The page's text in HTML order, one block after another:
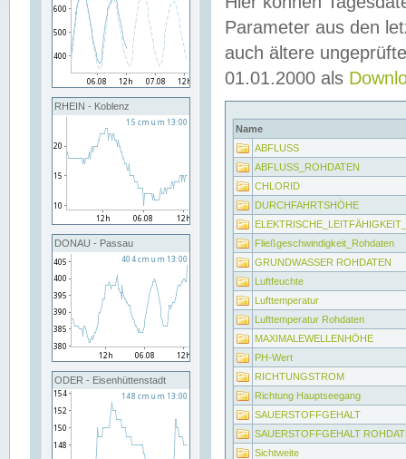
RHEIN - Koblenz
DONAU - Passau
ODER - Eisenhüttenstadt
Parameter aus den
auch ältere
01.01.2000 als
Name
ABFLUSS
ABFLUSS_ROHDATEN
CHLORID
DURCHFAHRTSHÖHE
Fließgeschwindigkeit_Rohdaten
GRUNDWASSER ROHDATEN
Luftfeuchte
Lufttemperatur
Lufttemperatur Rohdaten
MAXIMALEWELLENHÖHE
PH-Wert
RICHTUNGSTROM
Richtung Hauptseegang
SAUERSTOFFGEHALT
SAUERSTOFFGEHALT
Sichtweite